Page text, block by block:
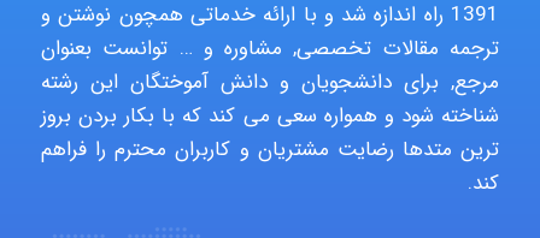
arman.m
1391 راه اندازه شد و با ارائه خدماتی همچون نوشتن و
ترجمه مقالات تخصصی, مشاوره و … توانست بعنوان
مرجع, برای دانشجویان و دانش آموختگان این رشته
شناخته شود و همواره سعی می کند که با بکار بردن بروز
ترین متدها رضایت مشتریان و کاربران محترم را فراهم
کند.